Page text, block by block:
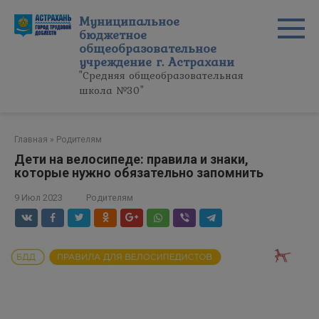
контенту
Муниципальное
бюджетное
общеобразовательное
учреждение г. Астрахани
"Средняя общеобразовательная
школа №30"
Главная » Родителям
Дети на велосипеде: правила и знаки,
которые нужно обязательно запомнить
9 Июл 2023 Родителям